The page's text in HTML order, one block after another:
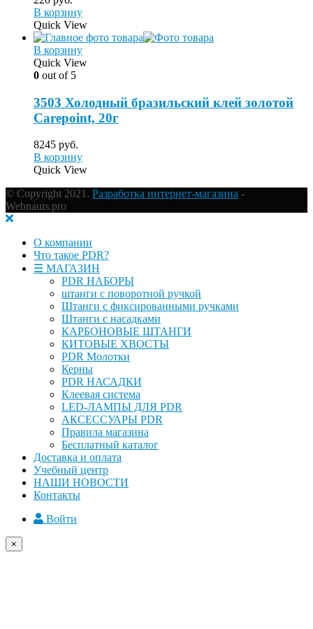
В корзину
Quick View
В корзину
Quick View
0 out of 5
3503 Холодный бразильский клей золотой
Carepoint, 20г
8245 руб.
В корзину
Quick View
© Copyright 2021. Разработка интернет-магазина -
Webnauts.pro
О компании
Что такое PDR?
☰ МАГАЗИН
PDR НАБОРЫ
штанги с поворотной ручкой
Штанги с фиксированными ручками
Штанги с насадками
КАРБОНОВЫЕ ШТАНГИ
КИТОВЫЕ ХВОСТЫ
PDR Молотки
Керны
PDR НАСАДКИ
Клеевая система
LED-ЛАМПЫ ДЛЯ PDR
АКСЕССУАРЫ PDR
Правила магазина
Бесплатный каталог
Доставка и оплата
Учебный центр
НАШИ НОВОСТИ
Контакты
Войти
×